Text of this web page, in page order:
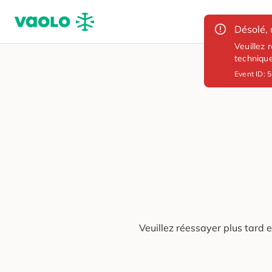
Désolé,
Veuillez
Event ID:
Veuillez réessayer plus tard